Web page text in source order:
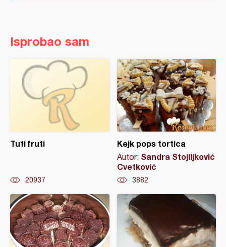
Isprobao sam
Tuti fruti
20937
Kejk pops tortica
Autor: Sandra Stojiljković
Cvetković
3882